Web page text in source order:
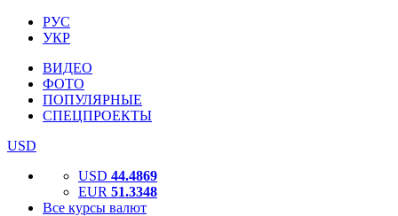
РУС
УКР
ВИДЕО
ФОТО
ПОПУЛЯРНЫЕ
СПЕЦПРОЕКТЫ
USD
USD 44.4869
EUR 51.3348
Все курсы валют